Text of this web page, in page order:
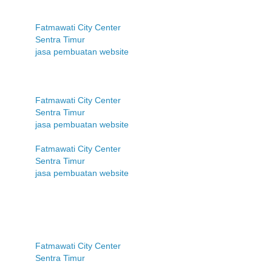
Fatmawati City Center
Sentra Timur
jasa pembuatan website
Fatmawati City Center
Sentra Timur
jasa pembuatan website
Fatmawati City Center
Sentra Timur
jasa pembuatan website
Fatmawati City Center
Sentra Timur